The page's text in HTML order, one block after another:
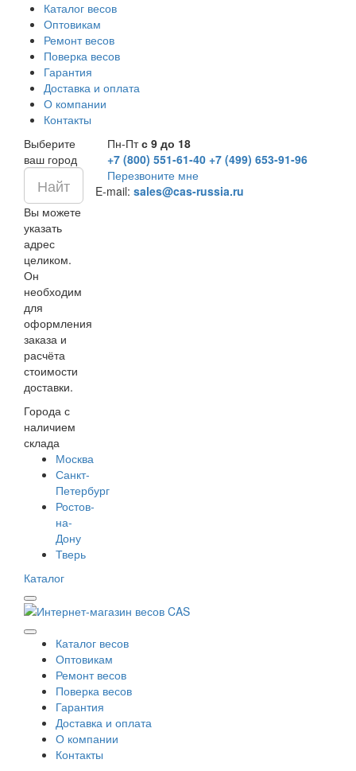
Каталог весов
Оптовикам
Ремонт весов
Поверка весов
Гарантия
Доставка и оплата
О компании
Контакты
Выберите
ваш город
Вы можете
указать
адрес
целиком.
Он
необходим
для
оформления
заказа и
расчёта
стоимости
доставки.
Города с
наличием
склада
Москва
Санкт-
Петербург
Ростов-
на-
Дону
Тверь
Пн-Птс 9 до 18
+7 (800) 551-61-40 +7 (499) 653-91-96
Перезвоните мне
E-mail: sales@cas-russia.ru
Каталог
Каталог весов
Оптовикам
Ремонт весов
Поверка весов
Гарантия
Доставка и оплата
О компании
Контакты